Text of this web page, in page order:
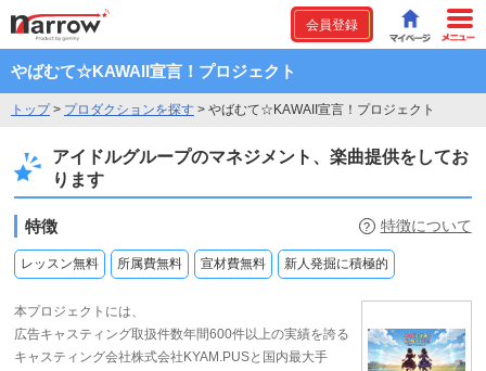
会員登録
やばむて☆KAWAII宣言！プロジェクト
トップ> プロダクションを探す > やばむて☆KAWAII宣言！プロジェクト
アイドルグループのマネジメント、楽曲提供をしてお
ります
特徴 ? 特徴について
レッスン無料 所属費無料 宣材費無料 新人発掘に積極的
本プロジェクトには、
広告キャスティング取扱件数年間600件以上の実績を誇る
キャスティング会社株式会社KYAM.PUSと国内最大手